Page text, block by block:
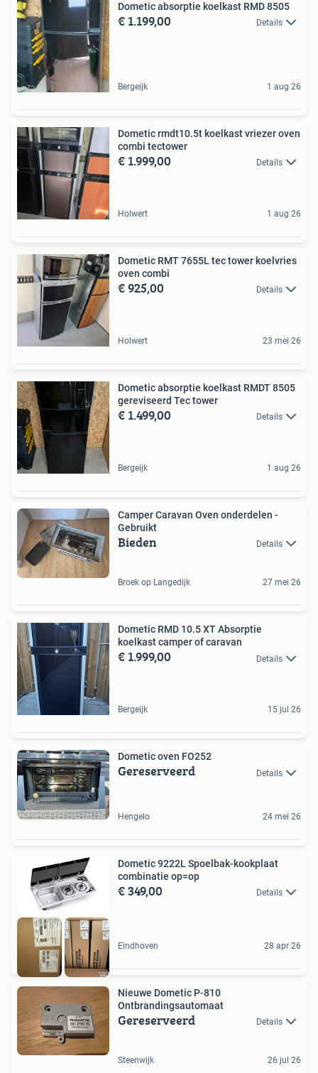
Dometic absorptie koelkast RMD 8505
€ 1.199,00 Details
Bergeijk 1 aug 26
Dometic rmdt10.5t koelkast vriezer oven
combi tectower
€ 1.999,00 Details
Holwert 1 aug 26
Dometic RMT 7655L tec tower koelvries
oven combi
€ 925,00 Details
Holwert 23 mei 26
Dometic absorptie koelkast RMDT 8505
gereviseerd Tec tower
€ 1.499,00 Details
Bergeijk 1 aug 26
Camper Caravan Oven onderdelen -
Gebruikt
Bieden Details
Broek op Langedijk 27 mei 26
Dometic RMD 10.5 XT Absorptie
koelkast camper of caravan
€ 1.999,00 Details
Bergeijk 15 jul 26
Dometic oven FO252
Gereserveerd Details
Hengelo 24 mei 26
Dometic 9222L Spoelbak-kookplaat
combinatie op=op
€ 349,00 Details
Eindhoven 28 apr 26
Nieuwe Dometic P-810
Ontbrandingsautomaat
Gereserveerd Details
Steenwijk 26 jul 26